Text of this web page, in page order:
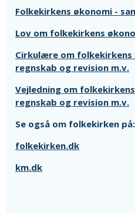
Folkekirkens økonomi -
Lov om folkekirkens
Cirkulære om folkekirkens
regnskab og revision m.v.
Vejledning om
regnskab og revision m.v.
Se også om folkekirken på:
folkekirken.dk
km.dk